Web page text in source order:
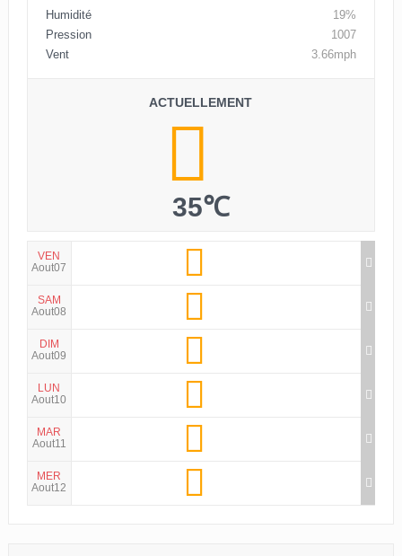
Humidité
19%
Pression
1007
Vent
3.66mph
ACTUELLEMENT
35℃
VEN
Aout07
SAM
Aout08
DIM
Aout09
LUN
Aout10
MAR
Aout11
MER
Aout12